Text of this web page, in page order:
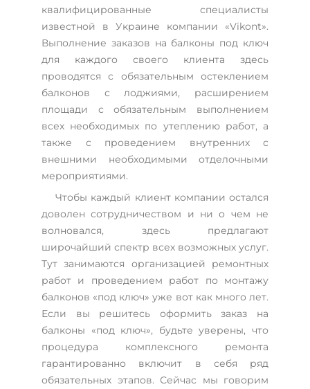
квалифицированные специалисты
известной в Украине компании «Vikont».
Выполнение заказов на балконы под ключ
для каждого своего клиента здесь
проводятся с обязательным остеклением
балконов с лоджиями, расширением
площади с обязательным выполнением
всех необходимых по утеплению работ, а
также с проведением внутренних с
внешними необходимыми отделочными
мероприятиями.
Чтобы каждый клиент компании остался
доволен сотрудничеством и ни о чем не
волновался, здесь предлагают
широчайший спектр всех возможных услуг.
Тут занимаются организацией ремонтных
работ и проведением работ по монтажу
балконов «под ключ» уже вот как много лет.
Если вы решитесь оформить заказ на
балконы «под ключ», будьте уверены, что
процедура комплексного ремонта
гарантированно включит в себя ряд
обязательных этапов. Сейчас мы говорим